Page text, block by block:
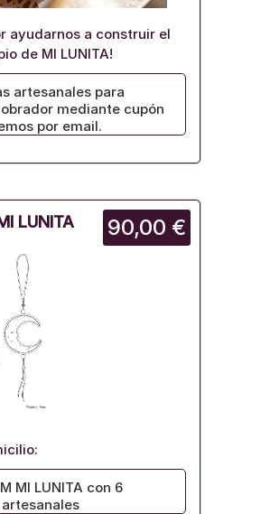
ayudarnos a construir el
de MI LUNITA!
artesanales para
mediante cupón
por email.
90,00 €
LUNITA
MI LUNITA con 6